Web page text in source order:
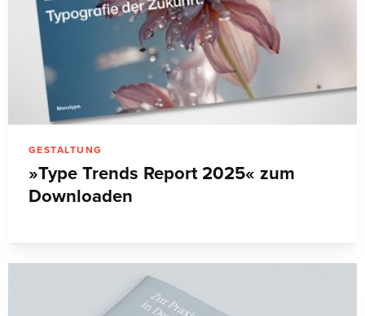
GESTALTUNG
»Type Trends Report 2025« zum
Downloaden